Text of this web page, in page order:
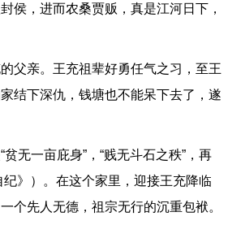
侯，进而农桑贾贩，真是江河日下，
父亲。王充祖辈好勇任气之习，至王
结下深仇，钱塘也不能呆下去了，遂
无一亩庇身”，“贱无斗石之秩”，再
纪》）。在这个家里，迎接王充降临
个先人无德，祖宗无行的沉重包袱。